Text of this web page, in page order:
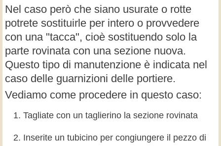
Nel caso però che siano usurate o rotte
potrete sostituirle per intero o provvedere
con una "tacca", cioè sostituendo solo la
parte rovinata con una sezione nuova.
Questo tipo di manutenzione è indicata nel
caso delle guarnizioni delle portiere.
Vediamo come procedere in questo caso:
Tagliate con un taglierino la sezione rovinata
Inserite un tubicino per congiungere il pezzo di